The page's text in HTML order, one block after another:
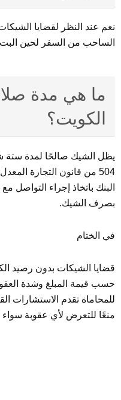
نعم عند النظر لقضايا
الساحب من السفر لحين
ما هي مدة
الكويت؟
يظل الشيك صالحًا لمدة ستة
504 من قانون التجارة
البنك باتخاذ إجراء
بصرف الشيك.
في الختام
قضايا الشيكات بدون رصيد
حسب قيمة المبلغ وشدة
للمحاماة تقدم الاستشارات
منعًا للتعرض لأي عقوبة سواء